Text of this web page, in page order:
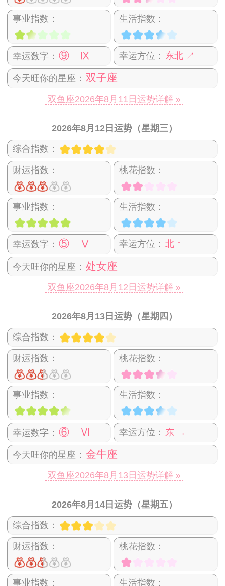
事业指数： 生活指数：
幸运数字： ⑨ Ⅸ 幸运方位： 东北 ↗
今天旺你的星座： 双子座
双鱼座2026年8月11日运势详解 »
2026年8月12日运势（星期三）
综合指数：
财运指数： 桃花指数：
事业指数： 生活指数：
幸运数字： ⑤ Ⅴ 幸运方位： 北 ↑
今天旺你的星座： 处女座
双鱼座2026年8月12日运势详解 »
2026年8月13日运势（星期四）
综合指数：
财运指数： 桃花指数：
事业指数： 生活指数：
幸运数字： ⑥ Ⅵ 幸运方位： 东 →
今天旺你的星座： 金牛座
双鱼座2026年8月13日运势详解 »
2026年8月14日运势（星期五）
综合指数：
财运指数： 桃花指数：
事业指数： 生活指数：